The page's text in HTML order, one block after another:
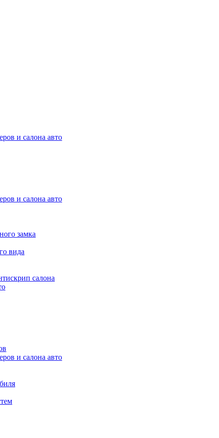
и салона авто
и салона авто
замка
вида
салона
и салона авто